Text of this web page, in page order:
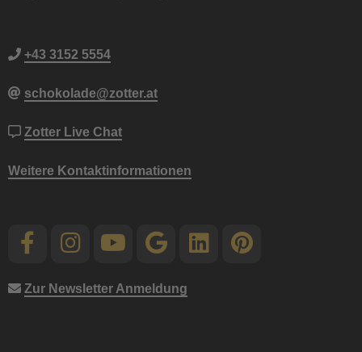
+43 3152 5554
schokolade@zotter.at
Zotter Live Chat
Weitere Kontaktinformationen
Zur Newsletter Anmeldung